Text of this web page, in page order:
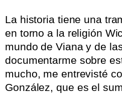
La historia tiene una
en torno a la religión
mundo de Viana y de
documentarme sobre
mucho, me entrevisté
González, que es el